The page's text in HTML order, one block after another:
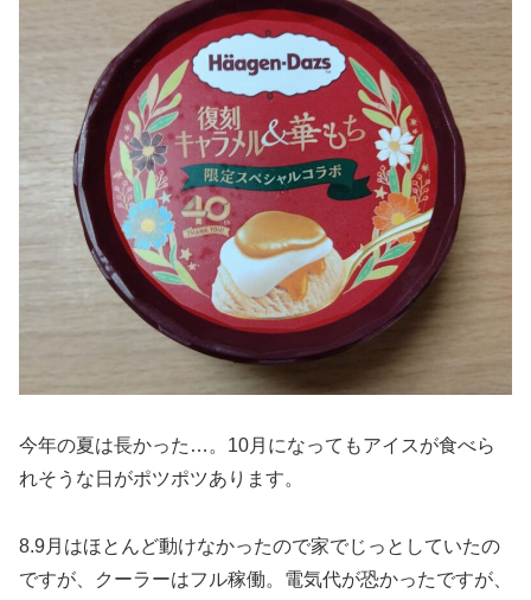
今年の夏は長かった…。10月になってもアイスが食べら
れそうな日がポツポツあります。
8.9月はほとんど動けなかったので家でじっとしていたの
ですが、クーラーはフル稼働。電気代が恐かったですが、